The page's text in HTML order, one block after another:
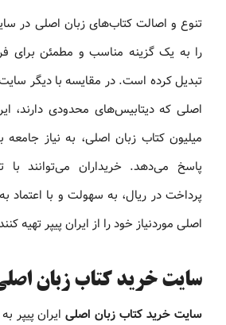
تنوع و اصالت کتاب‌های زبان اصلی در
را به یک گزینه مناسب و مطمئن برای
تبدیل کرده است. در مقایسه با دیگر
اصلی که دیتابیس‌های محدودی دارند،
میلیون کتاب زبان اصلی، به نیاز جامعه
پاسخ می‌دهد. خریداران می‌توانند
پرداخت در ریال، به سهولت و با اعتماد
اصلی موردنیاز خود را از ایران پیپر تهیه
سایت خرید کتاب زبان
سایت خرید کتاب زبان اصلیایران پیپر